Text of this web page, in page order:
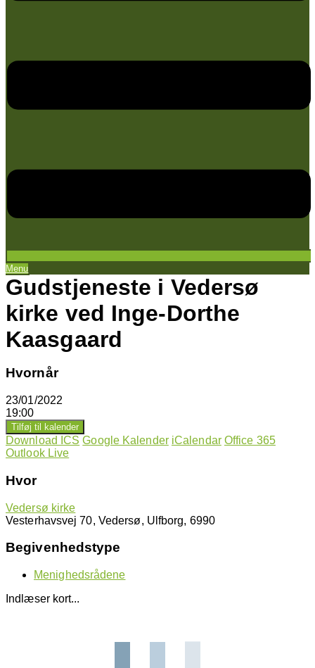
Menu
Gudstjeneste i Vedersø
kirke ved Inge-Dorthe
Kaasgaard
Hvornår
23/01/2022
19:00
Tilføj til kalender
Download ICS Google Kalender iCalendar Office 365
Outlook Live
Hvor
Vedersø kirke
Vesterhavsvej 70, Vedersø, Ulfborg, 6990
Begivenhedstype
Menighedsrådene
Indlæser kort...